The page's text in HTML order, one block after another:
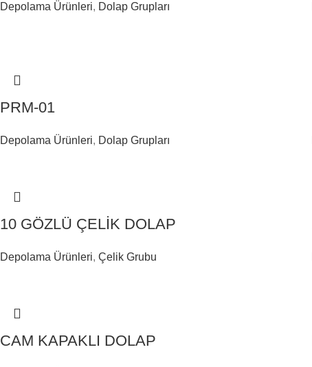
Depolama Ürünleri, Dolap Grupları
PRM-01
Depolama Ürünleri, Dolap Grupları
10 GÖZLÜ ÇELİK DOLAP
Depolama Ürünleri, Çelik Grubu
CAM KAPAKLI DOLAP